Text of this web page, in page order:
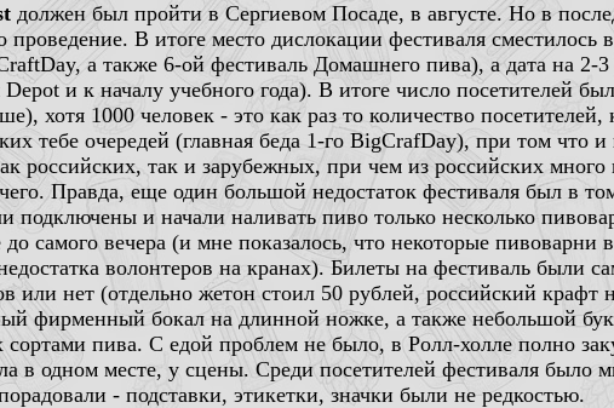
должен был пройти в Сергиевом Посаде, в августе. Но в
проведение. В итоге место дислокации фестиваля
а также 6-ой фестиваль Домашнего пива), а дата на 2-3
и к началу учебного года). В итоге число посетителей
хотя 1000 человек - это как раз то количество посетителей,
тебе очередей (главная беда 1-го BigCrafDay), при том что
российских, так и зарубежных, при чем из российских
Правда, еще один большой недостаток фестиваля был в
подключены и начали наливать пиво только несколько
самого вечера (и мне показалось, что некоторые пивоварни
волонтеров на кранах). Билеты на фестиваль были
или нет (отдельно жетон стоил 50 рублей, российский крафт
фирменный бокал на длинной ножке, а также небольшой
пива. С едой проблем не было, в Ролл-холле полно
в одном месте, у сцены. Среди посетителей фестиваля было
- подставки, этикетки, значки были не редкостью.